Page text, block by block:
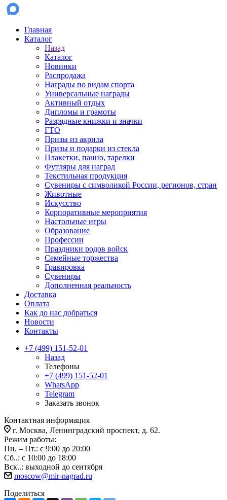
Главная
Каталог
Назад
Каталог
Новинки
Распродажа
Награды по видам спорта
Универсальные награды
Активный отдых
Дипломы и грамоты
Разрядные книжки и значки
ГТО
Призы из акрила
Призы и подарки из стекла
Плакетки, панно, тарелки
Футляры для наград
Текстильная продукция
Сувениры с символикой России, регионов, стран
Животные
Искусство
Корпоративные мероприятия
Настольные игры
Образование
Профессии
Праздники родов войск
Семейные торжества
Гравировка
Сувениры
Дополненная реальность
Доставка
Оплата
Как до нас добраться
Новости
Контакты
+7 (499) 151-52-01
Назад
Телефоны
+7 (499) 151-52-01
WhatsApp
Telegram
Заказать звонок
Контактная информация
г. Москва, Ленинградский проспект, д. 62.
Режим работы:
Пн. – Пт.: с 9:00 до 20:00
Сб..: с 10:00 до 18:00
Вск..: выходной до сентября
moscow@mir-nagrad.ru
Поделиться